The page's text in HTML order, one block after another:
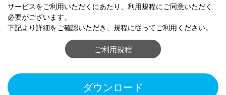
サービスをご利用いただくにあたり、利用規程にご同意いただく
必要がございます。
下記より詳細をご確認いただき、規程に従ってご利用ください。
ご利用規程
ダウンロード